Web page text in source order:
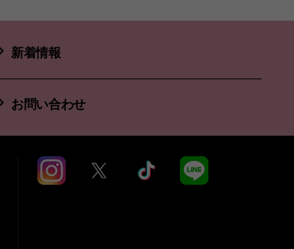
新着情報
お問い合わせ